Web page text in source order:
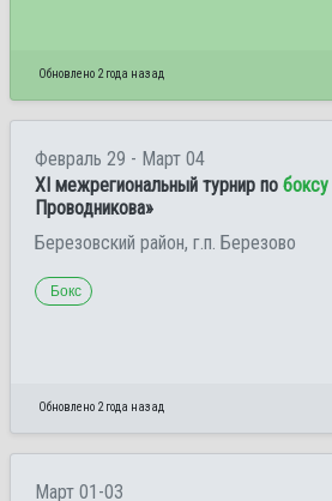
Обновлено 2 года назад
Февраль 29 - Март 04
ХI межрегиональный турнир по боксу
Проводникова»
Березовский район, г.п. Березово
Бокс
Обновлено 2 года назад
Март 01-03